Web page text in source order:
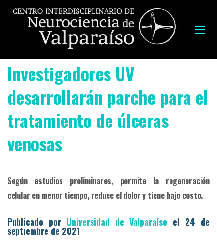
Investigadores UV
desarrollarán parche para el
tratamiento de úlceras
venosas
Según estudios preliminares, permite la regeneración
celular en menor tiempo, reduce el dolor y tiene bajo costo.
Publicado por Universidad de Valparaíso el 24 de
septiembre de 2021